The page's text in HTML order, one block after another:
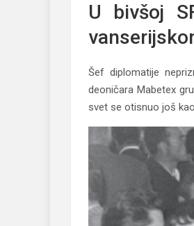
U bivšoj
Šef diplomatije
deoničara Mabetex
svet se otisnuo još